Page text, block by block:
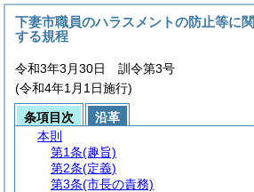
下妻市職員のハラスメントの防止等に関
する規程
令和3年3月30日 訓令第3号
(令和4年1月1日施行)
条項目次
沿革
本則
第1条(趣旨)
第2条(定義)
第3条(市長の責務)